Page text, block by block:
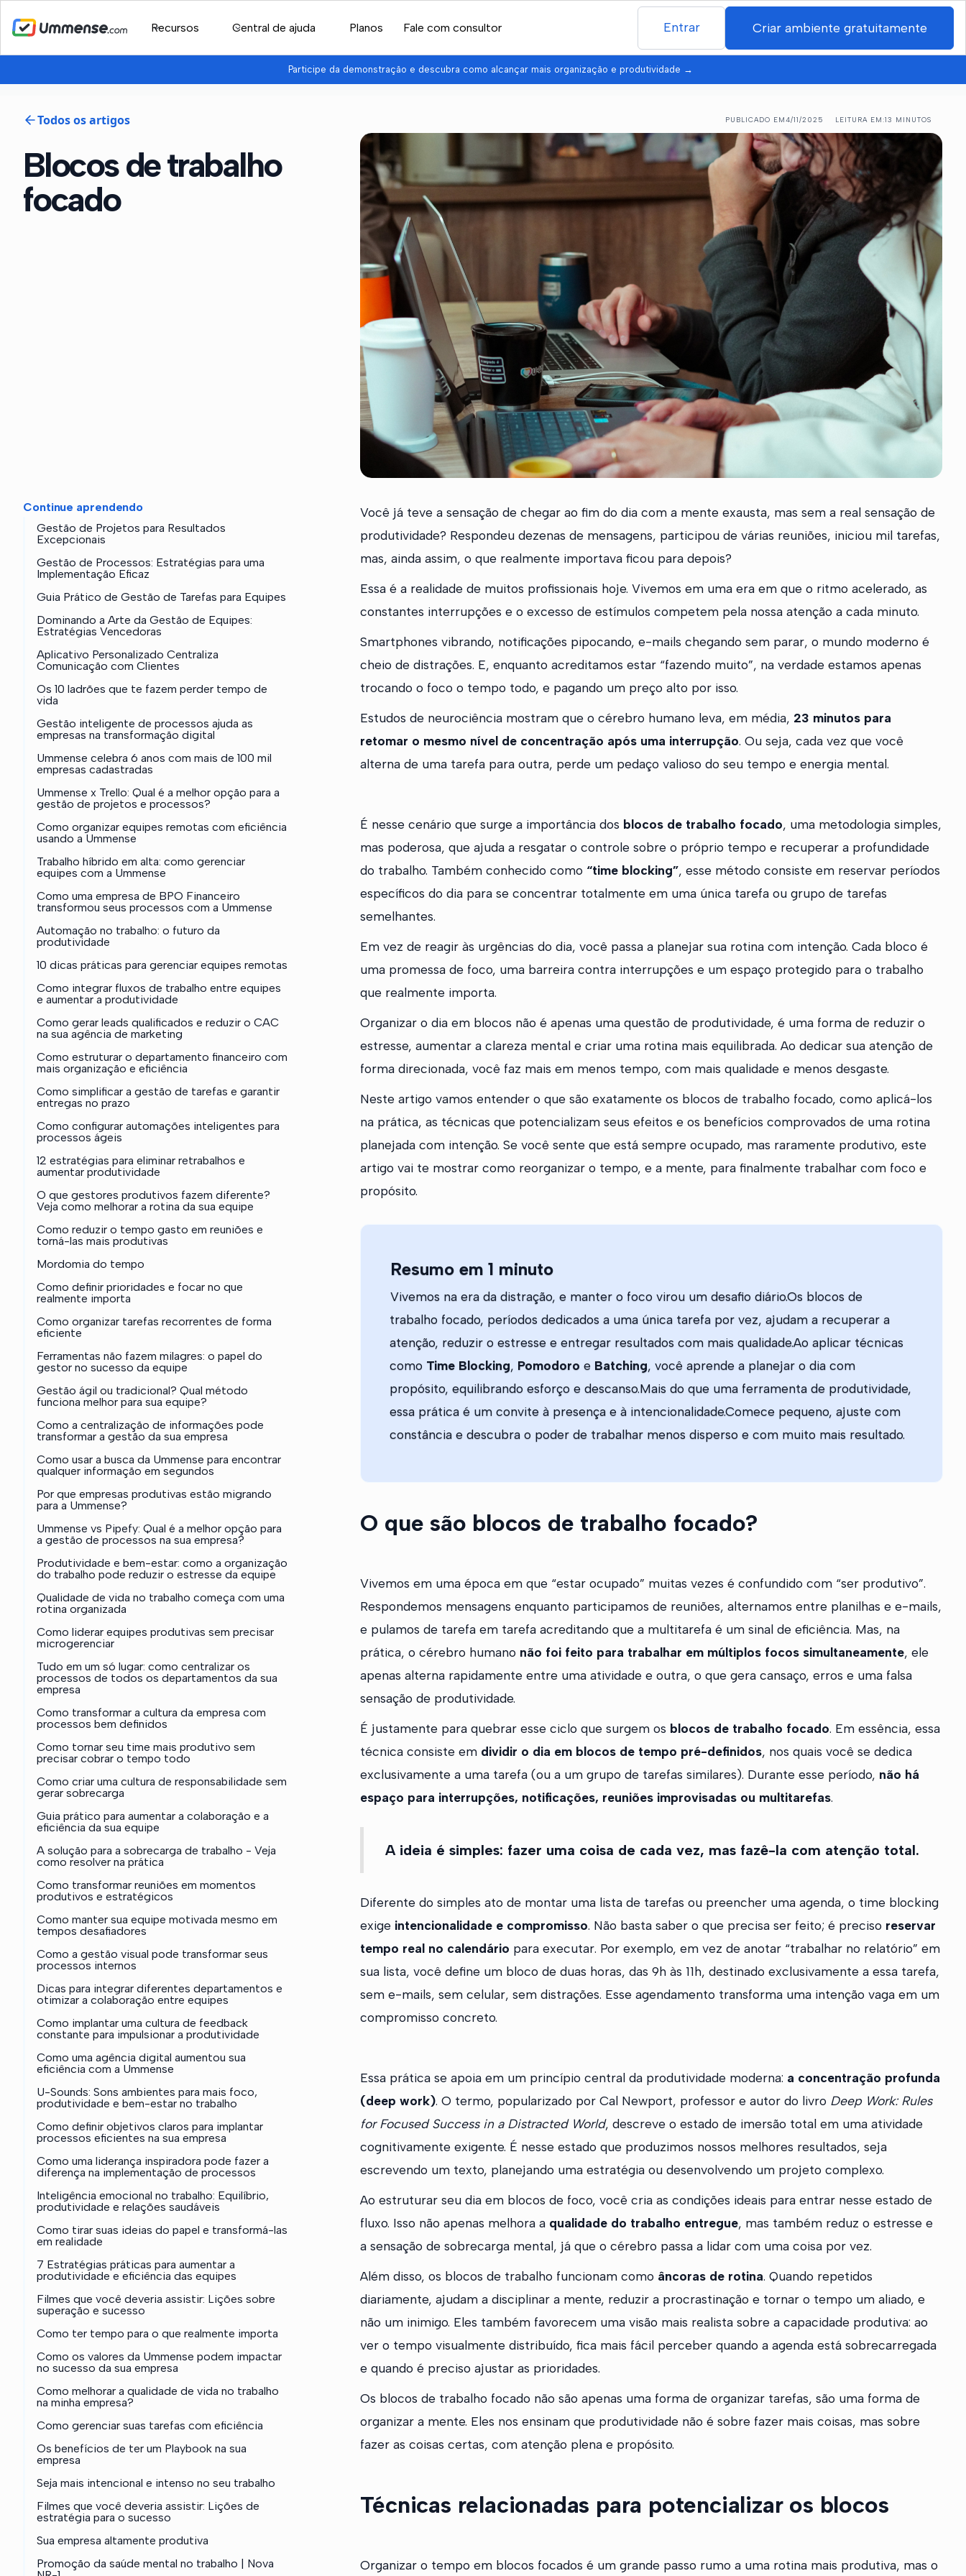
Recursos Central de ajuda Planos Fale com consultor Entrar Criar ambiente gratuitamente
Participe da demonstração e descubra como alcançar mais organização e produtividade →
Todos os artigos PUBLICADO EM4/11/2025 LEITURA EM:13 MINUTOS
Blocos de trabalho
focado
Continue aprendendo
Gestão de Projetos para Resultados
Excepcionais
Gestão de Processos: Estratégias para uma
Implementação Eficaz
Guia Prático de Gestão de Tarefas para Equipes
Dominando a Arte da Gestão de Equipes:
Estratégias Vencedoras
Aplicativo Personalizado Centraliza
Comunicação com Clientes
Os 10 ladrões que te fazem perder tempo de
vida
Gestão inteligente de processos ajuda as
empresas na transformação digital
Ummense celebra 6 anos com mais de 100 mil
empresas cadastradas
Ummense x Trello: Qual é a melhor opção para a
gestão de projetos e processos?
Como organizar equipes remotas com eficiência
usando a Ummense
Trabalho híbrido em alta: como gerenciar
equipes com a Ummense
Como uma empresa de BPO Financeiro
transformou seus processos com a Ummense
Automação no trabalho: o futuro da
produtividade
10 dicas práticas para gerenciar equipes remotas
Como integrar fluxos de trabalho entre equipes
e aumentar a produtividade
Como gerar leads qualificados e reduzir o CAC
na sua agência de marketing
Como estruturar o departamento financeiro com
mais organização e eficiência
Como simplificar a gestão de tarefas e garantir
entregas no prazo
Como configurar automações inteligentes para
processos ágeis
12 estratégias para eliminar retrabalhos e
aumentar produtividade
O que gestores produtivos fazem diferente?
Veja como melhorar a rotina da sua equipe
Como reduzir o tempo gasto em reuniões e
torná-las mais produtivas
Mordomia do tempo
Como definir prioridades e focar no que
realmente importa
Como organizar tarefas recorrentes de forma
eficiente
Ferramentas não fazem milagres: o papel do
gestor no sucesso da equipe
Gestão ágil ou tradicional? Qual método
funciona melhor para sua equipe?
Como a centralização de informações pode
transformar a gestão da sua empresa
Como usar a busca da Ummense para encontrar
qualquer informação em segundos
Por que empresas produtivas estão migrando
para a Ummense?
Ummense vs Pipefy: Qual é a melhor opção para
a gestão de processos na sua empresa?
Produtividade e bem-estar: como a organização
do trabalho pode reduzir o estresse da equipe
Qualidade de vida no trabalho começa com uma
rotina organizada
Como liderar equipes produtivas sem precisar
microgerenciar
Tudo em um só lugar: como centralizar os
processos de todos os departamentos da sua
empresa
Como transformar a cultura da empresa com
processos bem definidos
Como tornar seu time mais produtivo sem
precisar cobrar o tempo todo
Como criar uma cultura de responsabilidade sem
gerar sobrecarga
Guia prático para aumentar a colaboração e a
eficiência da sua equipe
A solução para a sobrecarga de trabalho - Veja
como resolver na prática
Como transformar reuniões em momentos
produtivos e estratégicos
Como manter sua equipe motivada mesmo em
tempos desafiadores
Como a gestão visual pode transformar seus
processos internos
Dicas para integrar diferentes departamentos e
otimizar a colaboração entre equipes
Como implantar uma cultura de feedback
constante para impulsionar a produtividade
Como uma agência digital aumentou sua
eficiência com a Ummense
U-Sounds: Sons ambientes para mais foco,
produtividade e bem-estar no trabalho
Como definir objetivos claros para implantar
processos eficientes na sua empresa
Como uma liderança inspiradora pode fazer a
diferença na implementação de processos
Inteligência emocional no trabalho: Equilíbrio,
produtividade e relações saudáveis
Como tirar suas ideias do papel e transformá-las
em realidade
7 Estratégias práticas para aumentar a
produtividade e eficiência das equipes
Filmes que você deveria assistir: Lições sobre
superação e sucesso
Como ter tempo para o que realmente importa
Como os valores da Ummense podem impactar
no sucesso da sua empresa
Como melhorar a qualidade de vida no trabalho
na minha empresa?
Como gerenciar suas tarefas com eficiência
Os benefícios de ter um Playbook na sua
empresa
Seja mais intencional e intenso no seu trabalho
Filmes que você deveria assistir: Lições de
estratégia para o sucesso
Sua empresa altamente produtiva
Promoção da saúde mental no trabalho | Nova
Você já teve a sensação de chegar ao fim do dia com a mente exausta, mas sem a real sensação de
produtividade? Respondeu dezenas de mensagens, participou de várias reuniões, iniciou mil tarefas,
mas, ainda assim, o que realmente importava ficou para depois?
Essa é a realidade de muitos profissionais hoje. Vivemos em uma era em que o ritmo acelerado, as
constantes interrupções e o excesso de estímulos competem pela nossa atenção a cada minuto.
Smartphones vibrando, notificações pipocando, e-mails chegando sem parar, o mundo moderno é
cheio de distrações. E, enquanto acreditamos estar “fazendo muito”, na verdade estamos apenas
trocando o foco o tempo todo, e pagando um preço alto por isso.
Estudos de neurociência mostram que o cérebro humano leva, em média, 23 minutos para
retomar o mesmo nível de concentração após uma interrupção. Ou seja, cada vez que você
alterna de uma tarefa para outra, perde um pedaço valioso do seu tempo e energia mental.
É nesse cenário que surge a importância dos blocos de trabalho focado, uma metodologia simples,
mas poderosa, que ajuda a resgatar o controle sobre o próprio tempo e recuperar a profundidade
do trabalho. Também conhecido como “time blocking”, esse método consiste em reservar períodos
específicos do dia para se concentrar totalmente em uma única tarefa ou grupo de tarefas
semelhantes.
Em vez de reagir às urgências do dia, você passa a planejar sua rotina com intenção. Cada bloco é
uma promessa de foco, uma barreira contra interrupções e um espaço protegido para o trabalho
que realmente importa.
Organizar o dia em blocos não é apenas uma questão de produtividade, é uma forma de reduzir o
estresse, aumentar a clareza mental e criar uma rotina mais equilibrada. Ao dedicar sua atenção de
forma direcionada, você faz mais em menos tempo, com mais qualidade e menos desgaste.
Neste artigo vamos entender o que são exatamente os blocos de trabalho focado, como aplicá-los
na prática, as técnicas que potencializam seus efeitos e os benefícios comprovados de uma rotina
planejada com intenção. Se você sente que está sempre ocupado, mas raramente produtivo, este
artigo vai te mostrar como reorganizar o tempo, e a mente, para finalmente trabalhar com foco e
propósito.
Resumo em 1 minuto
Vivemos na era da distração, e manter o foco virou um desafio diário.Os blocos de
trabalho focado, períodos dedicados a uma única tarefa por vez, ajudam a recuperar a
atenção, reduzir o estresse e entregar resultados com mais qualidade.Ao aplicar técnicas
como Time Blocking, Pomodoro e Batching, você aprende a planejar o dia com
propósito, equilibrando esforço e descanso.Mais do que uma ferramenta de produtividade,
essa prática é um convite à presença e à intencionalidade.Comece pequeno, ajuste com
constância e descubra o poder de trabalhar menos disperso e com muito mais resultado.
O que são blocos de trabalho focado?
Vivemos em uma época em que “estar ocupado” muitas vezes é confundido com “ser produtivo”.
Respondemos mensagens enquanto participamos de reuniões, alternamos entre planilhas e e-mails,
e pulamos de tarefa em tarefa acreditando que a multitarefa é um sinal de eficiência. Mas, na
prática, o cérebro humano não foi feito para trabalhar em múltiplos focos simultaneamente, ele
apenas alterna rapidamente entre uma atividade e outra, o que gera cansaço, erros e uma falsa
sensação de produtividade.
É justamente para quebrar esse ciclo que surgem os blocos de trabalho focado. Em essência, essa
técnica consiste em dividir o dia em blocos de tempo pré-definidos, nos quais você se dedica
exclusivamente a uma tarefa (ou a um grupo de tarefas similares). Durante esse período, não há
espaço para interrupções, notificações, reuniões improvisadas ou multitarefas.
A ideia é simples: fazer uma coisa de cada vez, mas fazê-la com atenção total.
Diferente do simples ato de montar uma lista de tarefas ou preencher uma agenda, o time blocking
exige intencionalidade e compromisso. Não basta saber o que precisa ser feito; é preciso reservar
tempo real no calendário para executar. Por exemplo, em vez de anotar “trabalhar no relatório” em
sua lista, você define um bloco de duas horas, das 9h às 11h, destinado exclusivamente a essa tarefa,
sem e-mails, sem celular, sem distrações. Esse agendamento transforma uma intenção vaga em um
compromisso concreto.
Essa prática se apoia em um princípio central da produtividade moderna: a concentração profunda
(deep work). O termo, popularizado por Cal Newport, professor e autor do livro Deep Work: Rules
for Focused Success in a Distracted World, descreve o estado de imersão total em uma atividade
cognitivamente exigente. É nesse estado que produzimos nossos melhores resultados, seja
escrevendo um texto, planejando uma estratégia ou desenvolvendo um projeto complexo.
Ao estruturar seu dia em blocos de foco, você cria as condições ideais para entrar nesse estado de
fluxo. Isso não apenas melhora a qualidade do trabalho entregue, mas também reduz o estresse e
a sensação de sobrecarga mental, já que o cérebro passa a lidar com uma coisa por vez.
Além disso, os blocos de trabalho funcionam como âncoras de rotina. Quando repetidos
diariamente, ajudam a disciplinar a mente, reduzir a procrastinação e tornar o tempo um aliado, e
não um inimigo. Eles também favorecem uma visão mais realista sobre a capacidade produtiva: ao
ver o tempo visualmente distribuído, fica mais fácil perceber quando a agenda está sobrecarregada
e quando é preciso ajustar as prioridades.
Os blocos de trabalho focado não são apenas uma forma de organizar tarefas, são uma forma de
organizar a mente. Eles nos ensinam que produtividade não é sobre fazer mais coisas, mas sobre
fazer as coisas certas, com atenção plena e propósito.
Técnicas relacionadas para potencializar os blocos
Organizar o tempo em blocos focados é um grande passo rumo a uma rotina mais produtiva, mas o